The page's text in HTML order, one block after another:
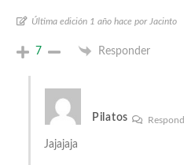
Última edición 1 año hace por Jacinto
7 Responder
Pilatos
Jajajaja